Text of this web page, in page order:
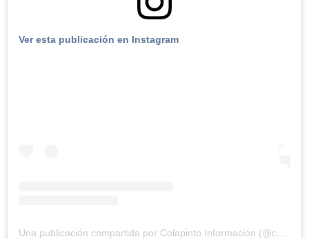
Ver esta publicación en Instagram
Una publicación compartida por Colapinto Información (@colapinto.info)